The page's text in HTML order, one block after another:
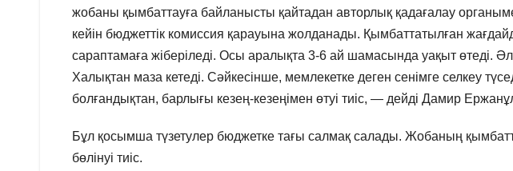
жобаны қымбаттауға байланысты қайтадан авторлық қадағалау
кейін бюджеттік комиссия қарауына жолданады. Қымбаттатылған
сараптамаға жіберіледі. Осы аралықта 3-6 ай шамасында уақыт өтеді.
Халықтан маза кетеді. Сәйкесінше, мемлекетке деген сенімге селкеу
болғандықтан, барлығы кезең-кезеңімен өтуі тиіс, — дейді Дамир
Бұл қосымша түзетулер бюджетке тағы салмақ салады. Жобаның
бөлінуі тиіс.